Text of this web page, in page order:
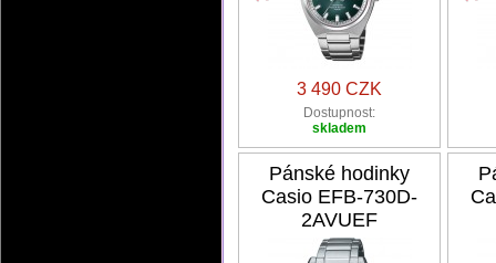
3 490 CZK
Dostupnost:
skladem
Pánské hodinky
Casio EFB-730D-
2AVUEF